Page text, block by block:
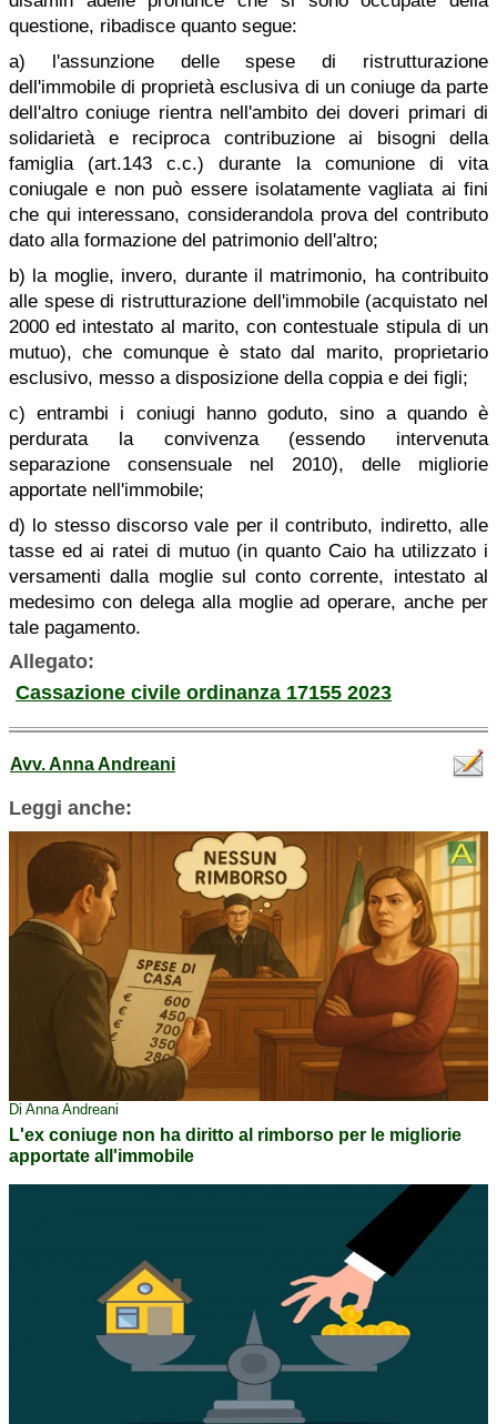
questione, ribadisce quanto segue:
a) l'assunzione delle spese di ristrutturazione
dell'immobile di proprietà esclusiva di un coniuge da parte
dell'altro coniuge rientra nell'ambito dei doveri primari di
solidarietà e reciproca contribuzione ai bisogni della
famiglia (art.143 c.c.) durante la comunione di vita
coniugale e non può essere isolatamente vagliata ai fini
che qui interessano, considerandola prova del contributo
dato alla formazione del patrimonio dell'altro;
b) la moglie, invero, durante il matrimonio, ha contribuito
alle spese di ristrutturazione dell'immobile (acquistato nel
2000 ed intestato al marito, con contestuale stipula di un
mutuo), che comunque è stato dal marito, proprietario
esclusivo, messo a disposizione della coppia e dei figli;
c) entrambi i coniugi hanno goduto, sino a quando è
perdurata la convivenza (essendo intervenuta
separazione consensuale nel 2010), delle migliorie
apportate nell'immobile;
d) lo stesso discorso vale per il contributo, indiretto, alle
tasse ed ai ratei di mutuo (in quanto Caio ha utilizzato i
versamenti dalla moglie sul conto corrente, intestato al
medesimo con delega alla moglie ad operare, anche per
tale pagamento.
Allegato:
Cassazione civile ordinanza 17155 2023
Avv. Anna Andreani
Leggi anche:
Di Anna Andreani
L'ex coniuge non ha diritto al rimborso per le migliorie
apportate all'immobile